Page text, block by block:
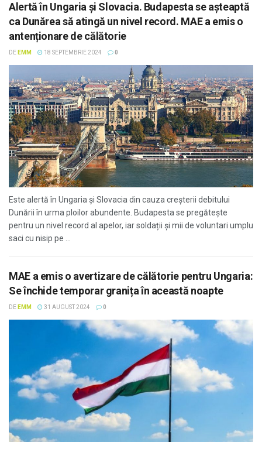
Alertă în Ungaria și Slovacia. Budapesta se așteaptă
ca Dunărea să atingă un nivel record. MAE a emis o
antenționare de călătorie
DE EMM 18 SEPTEMBRIE 2024 0
Este alertă în Ungaria și Slovacia din cauza creșterii debitului
Dunării în urma ploilor abundente. Budapesta se pregăteşte
pentru un nivel record al apelor, iar soldații și mii de voluntari umplu
saci cu nisip pe ...
MAE a emis o avertizare de călătorie pentru Ungaria:
Se închide temporar granița în această noapte
DE EMM 31 AUGUST 2024 0